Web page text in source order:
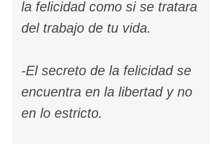
la felicidad como si se tratara
del trabajo de tu vida.
-El secreto de la felicidad se
encuentra en la libertad y no
en lo estricto.